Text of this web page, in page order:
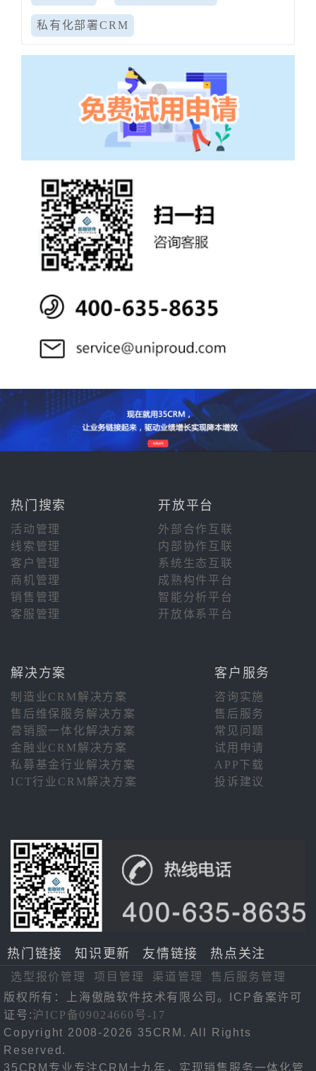
私有化部署CRM
热门搜索 开放平台
活动管理
外部合作互联
线索管理
内部协作互联
客户管理
系统生态互联
商机管理
成熟构件平台
销售管理
智能分析平台
客服管理
开放体系平台
解决方案 客户服务
制造业CRM解决方案
咨询实施
售后维保服务解决方案
售后服务
营销服一体化解决方案
常见问题
金融业CRM解决方案
试用申请
私募基金行业解决方案
APP下载
ICT行业CRM解决方案
投诉建议
热门链接 知识更新 友情链接 热点关注
选型报价管理 项目管理 渠道管理
售后服务管理
版权所有：上海傲融软件技术有限公司。ICP备案许可
证号:沪ICP备09024660号-17
Copyright 2008-2026 35CRM. All Rights
Reserved.
35CRM专业专注CRM十九年，实现销售服务一体化管